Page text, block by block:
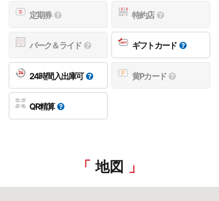
定期券 特約店
パーク＆ライド ギフトカード
24時間入出庫可 黄Pカード
QR精算
地図